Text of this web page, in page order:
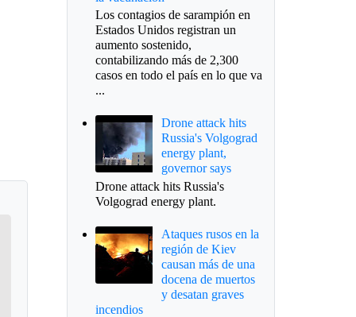
Los contagios de sarampión en
Estados Unidos registran un
aumento sostenido,
contabilizando más de 2,300
casos en todo el país en lo que va
...
Drone attack hits
Russia's Volgograd
energy plant,
governor says
Drone attack hits Russia's
Volgograd energy plant.
Ataques rusos en la
región de Kiev
causan más de una
docena de muertos
y desatan graves
incendios